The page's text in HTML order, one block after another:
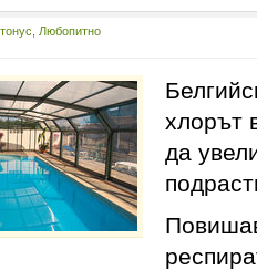
Любопитно
хлорът
да